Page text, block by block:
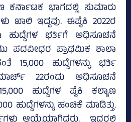
ಕರ್ನಾಟಕ ಭಾಗದಲ್ಲಿ ಸುಮಾರು
ಖಾಲಿ ಇದ್ದವು. ಈಪೈಕಿ 2022ರ
ಭರ್ತಿಗೆ ಅಧಿಸೂಚನೆ
ಪದವೀಧರ ಪ್ರಾಥಮಿಕ ಶಾಲಾ
15,000 ಹುದ್ದೆಗಳನ್ನು ಭರ್ತಿ
22ರಂದು ಅಧಿಸೂಚನೆ
ಹುದ್ದೆಗಳ ಪೈಕಿ ಕಲ್ಯಾಣ
ಹುದ್ದೆಗಳನ್ನು ಹಂಚಿಕೆ ಮಾಡಿತ್ತು.